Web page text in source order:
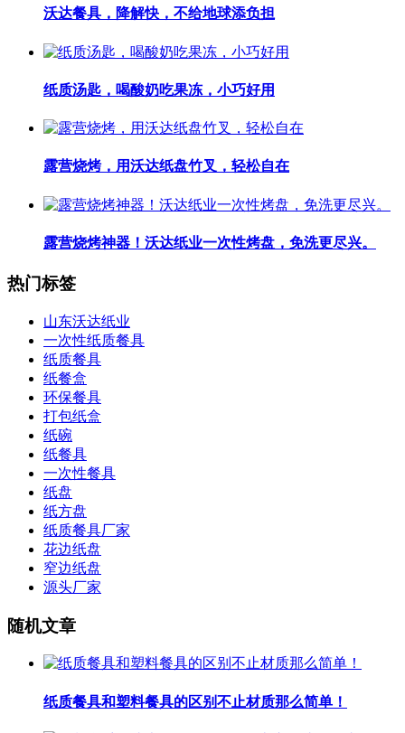
沃达餐具，降解快，不给地球添负担
纸质汤匙，喝酸奶吃果冻，小巧好用
露营烧烤，用沃达纸盘竹叉，轻松自在
露营烧烤神器！沃达纸业一次性烤盘，免洗更尽兴。
热门标签
山东沃达纸业
一次性纸质餐具
纸质餐具
纸餐盒
环保餐具
打包纸盒
纸碗
纸餐具
一次性餐具
纸盘
纸方盘
纸质餐具厂家
花边纸盘
窄边纸盘
源头厂家
随机文章
纸质餐具和塑料餐具的区别不止材质那么简单！